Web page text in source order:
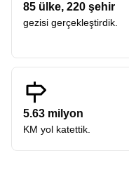
85 ülke, 220 şehir
gezisi gerçekleştirdik.
5.63 milyon
KM yol katettik.